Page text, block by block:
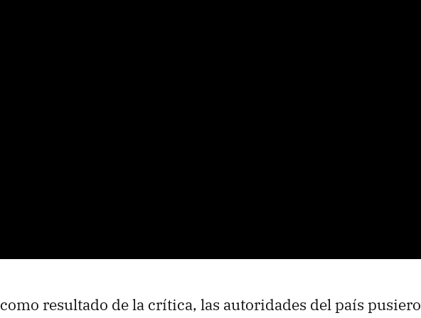
como resultado de la crítica, las autoridades del país